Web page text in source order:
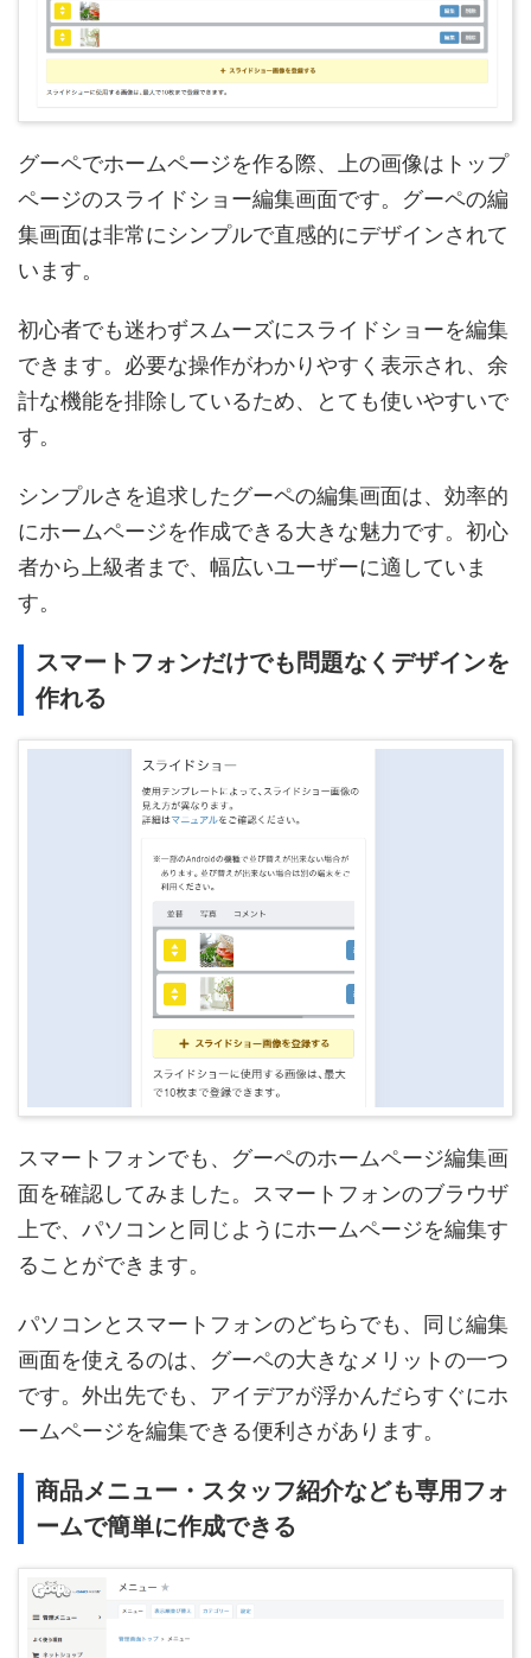
グーペでホームページを作る際、上の画像はトップ
ページのスライドショー編集画面です。グーペの編
集画面は非常にシンプルで直感的にデザインされて
います。
初心者でも迷わずスムーズにスライドショーを編集
できます。必要な操作がわかりやすく表示され、余
計な機能を排除しているため、とても使いやすいで
す。
シンプルさを追求したグーペの編集画面は、効率的
にホームページを作成できる大きな魅力です。初心
者から上級者まで、幅広いユーザーに適していま
す。
スマートフォンだけでも問題なくデザインを
作れる
スマートフォンでも、グーペのホームページ編集画
面を確認してみました。スマートフォンのブラウザ
上で、パソコンと同じようにホームページを編集す
ることができます。
パソコンとスマートフォンのどちらでも、同じ編集
画面を使えるのは、グーペの大きなメリットの一つ
です。外出先でも、アイデアが浮かんだらすぐにホ
ームページを編集できる便利さがあります。
商品メニュー・スタッフ紹介なども専用フォ
ームで簡単に作成できる